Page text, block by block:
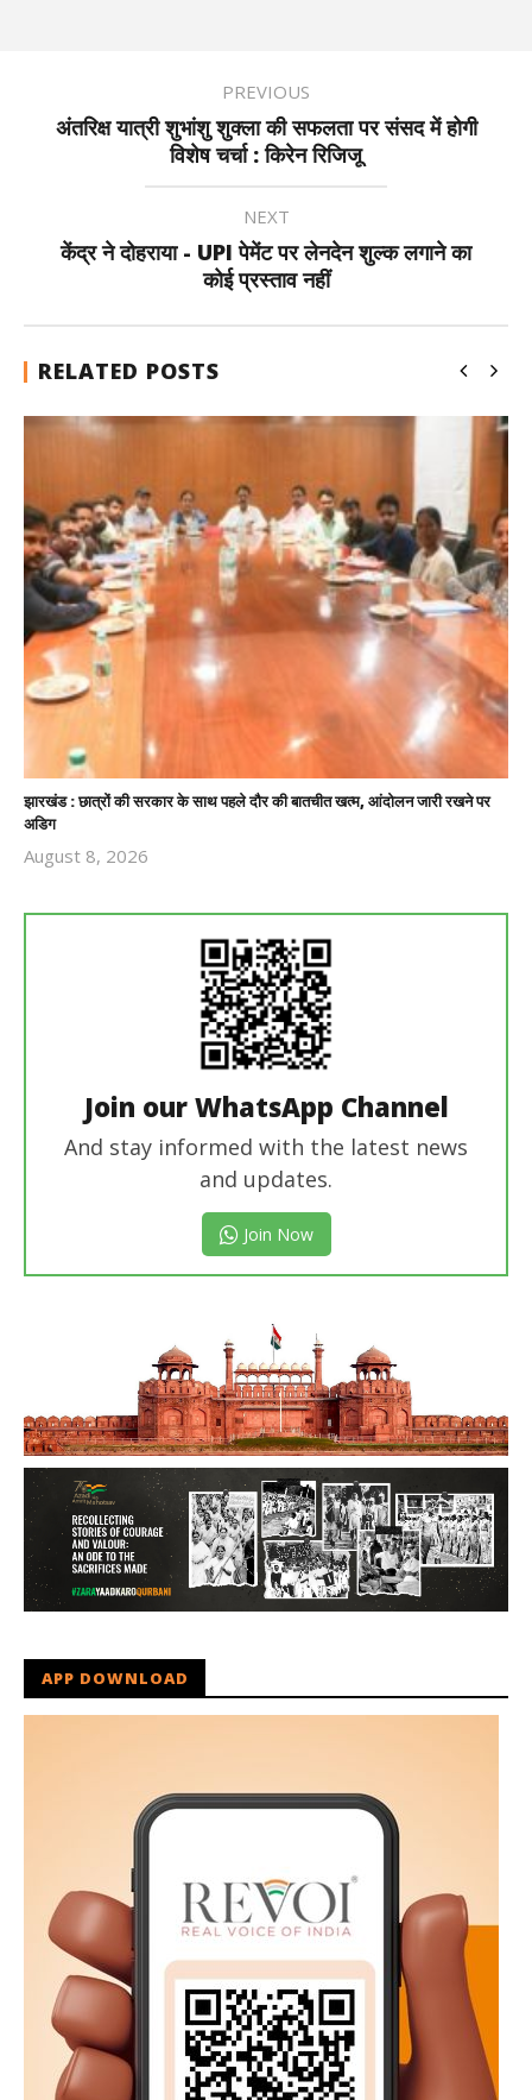
PREVIOUS
अंतरिक्ष यात्री शुभांशु शुक्ला की सफलता पर संसद में होगी
विशेष चर्चा : किरेन रिजिजू
NEXT
केंद्र ने दोहराया - UPI पेमेंट पर लेनदेन शुल्क लगाने का
कोई प्रस्ताव नहीं
RELATED POSTS
झारखंड : छात्रों की सरकार के साथ पहले दौर की बातचीत खत्म, आंदोलन जारी रखने पर
अडिग
August 8, 2026
Join our WhatsApp Channel
And stay informed with the latest news
and updates.
Join Now
APP DOWNLOAD